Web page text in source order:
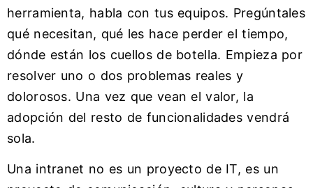
herramienta, habla con tus equipos. Pregúntales
qué necesitan, qué les hace perder el tiempo,
dónde están los cuellos de botella. Empieza por
resolver uno o dos problemas reales y
dolorosos. Una vez que vean el valor, la
adopción del resto de funcionalidades vendrá
sola.
Una intranet no es un proyecto de IT, es un